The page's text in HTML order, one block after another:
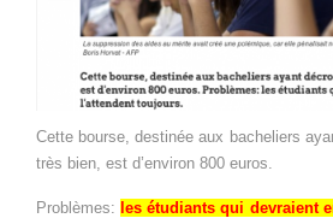
Cette bourse, destinée aux bacheliers
très bien, est d’environ 800 euros.
Problèmes: les étudiants qui devraient